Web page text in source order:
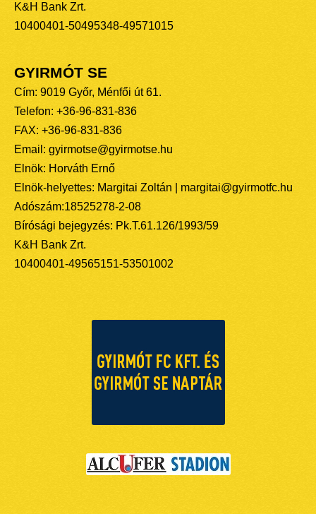
K&H Bank Zrt.
10400401-50495348-49571015
GYIRMÓT SE
Cím: 9019 Győr, Ménfői út 61.
Telefon: +36-96-831-836
FAX: +36-96-831-836
Email: gyirmotse@gyirmotse.hu
Elnök: Horváth Ernő
Elnök-helyettes: Margitai Zoltán | margitai@gyirmotfc.hu
Adószám:18525278-2-08
Bírósági bejegyzés: Pk.T.61.126/1993/59
K&H Bank Zrt.
10400401-49565151-53501002